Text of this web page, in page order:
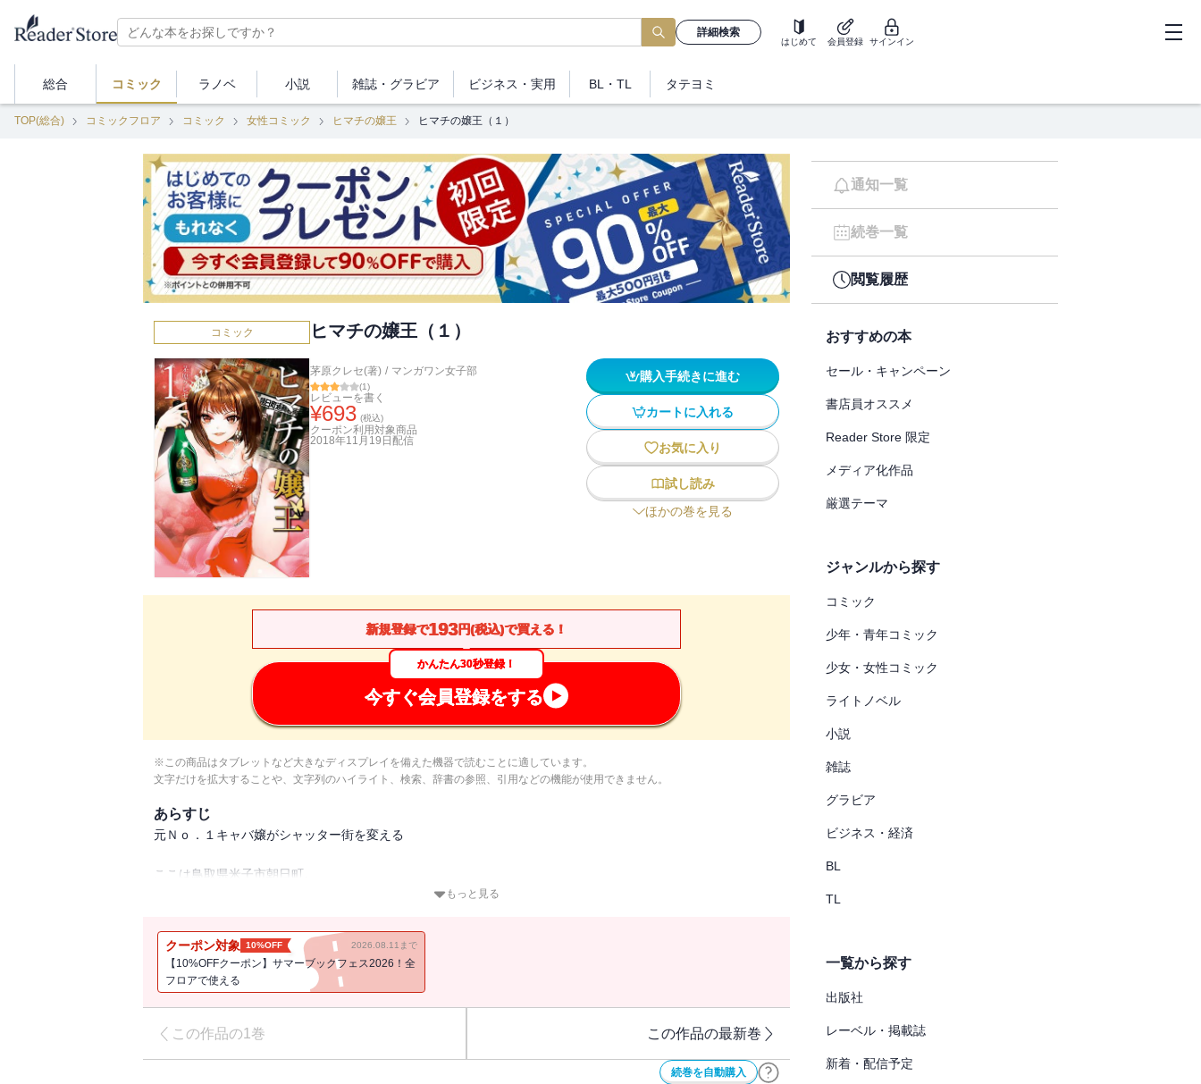
詳細検索
はじめて 会員登録 サインイン
総合 コミック ラノベ 小説 雑誌・ グラビア ビジネス ・実用 BL・TL タテヨミ
TOP(総合) コミックフロア コミック 女性コミック ヒマチの嬢王 ヒマチの嬢王（１）
コミック ヒマチの嬢王（１）
茅原クレセ(著) / マンガワン女子部
(1)
レビューを書く
¥693 (税込)
クーポン利用対象商品
2018年11月19日 配信
購入手続きに進む
カートに入れる
お気に入り
試し読み
ほかの巻を見る
新規登録で193円(税込)で買える！
かんたん30秒登録！
今すぐ会員登録をする
※この商品はタブレットなど大きなディスプレイを備えた機器で読むことに適しています。
文字だけを拡大することや、文字列のハイライト、検索、辞書の参照、引用などの機能が使用できません。
あらすじ
元Ｎｏ．１キャバ嬢がシャッター街を変える
ここは鳥取県米子市朝日町。
都会の喧噪に嫌気がさし、実家でグウタラ生活を送る歌舞伎町"元"NO.1キャバ嬢・アヤネ。
母の一喝により、実家の「スナック」をしぶしぶ手伝うことになるが、流石は元No.1。
圧倒的な活躍を見せ、店内は飲めや歌えの大騒ぎ。
そんな中、元彼を名乗る同級生ジュンが現れて・・・
「夜の街」での二人の出会いは、朝日町を、米子市を、ひいては鳥取全体を活性化させる事になる。
もっと見る
クーポン対象 10%OFF 2026.08.11まで
【10%OFFクーポン】サマーブックフェス2026！全
フロアで使える
この作品の1巻 この作品の最新巻
続巻を自動購入
通知一覧
続巻一覧
閲覧履歴
おすすめの本
セール・キャンペーン
書店員オススメ
Reader Store 限定
メディア化作品
厳選テーマ
ジャンルから探す
コミック
少年・青年コミック
少女・女性コミック
ライトノベル
小説
雑誌
グラビア
ビジネス・経済
BL
TL
一覧から探す
出版社
レーベル・掲載誌
新着・配信予定